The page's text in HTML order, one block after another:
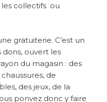
collectifs ou
gratuiterie. C’est un
dons, ouvert les
du magasin : des
de
des jeux, de la
ponvez donc y faire